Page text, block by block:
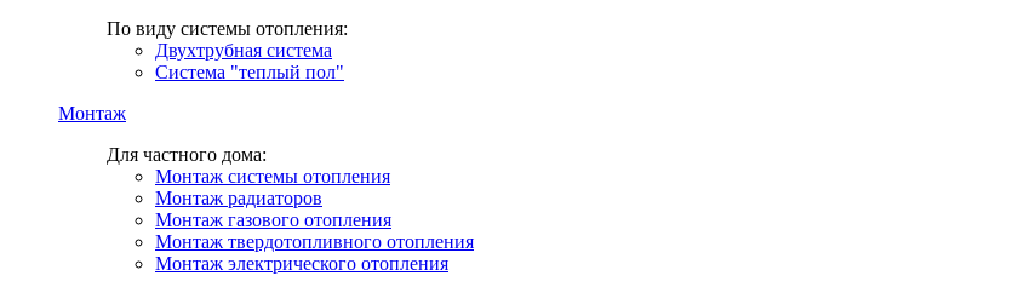
По виду системы отопления:
Двухтрубная система
Система "теплый пол"
Монтаж
Для частного дома:
Монтаж системы отопления
Монтаж радиаторов
Монтаж газового отопления
Монтаж твердотопливного отопления
Монтаж электрического отопления